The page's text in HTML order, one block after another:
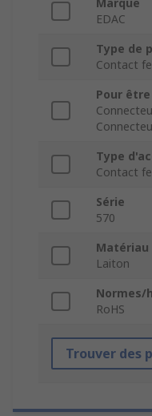
Marque
EDAC
Type de
Contact
Pour
Type
Contact
Série
570
Matériau
Laiton
Normes/
RoHS
Trouver des